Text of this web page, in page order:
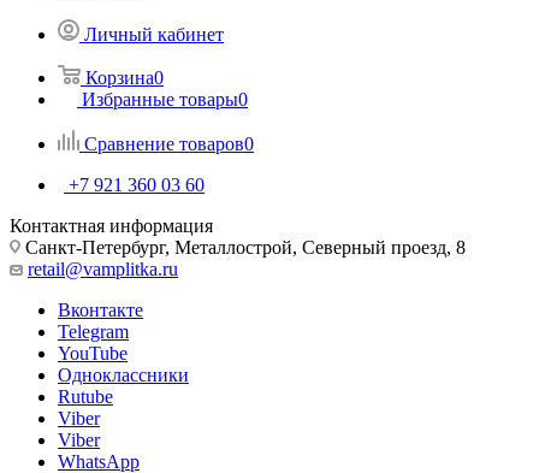
Личный кабинет
Корзина0
Избранные товары0
Сравнение товаров0
+7 921 360 03 60
Контактная информация
Санкт-Петербург, Металлострой, Северный проезд, 8
retail@vamplitka.ru
Вконтакте
Telegram
YouTube
Одноклассники
Rutube
Viber
Viber
WhatsApp